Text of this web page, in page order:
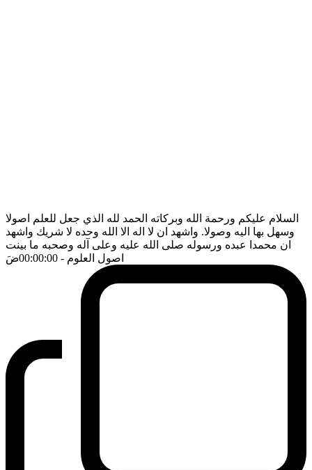
السلام عليكم ورحمة الله وبركاته الحمد لله الذي جعل للعلم اصولا
وسهل بها اليه وصولا. واشهد ان لا اله الا الله وحده لا شريك واشهد
ان محمدا عبده ورسوله صلى الله عليه وعلى آله وصحبه ما بينت
اصول العلوم - 00:00:00 ضَ